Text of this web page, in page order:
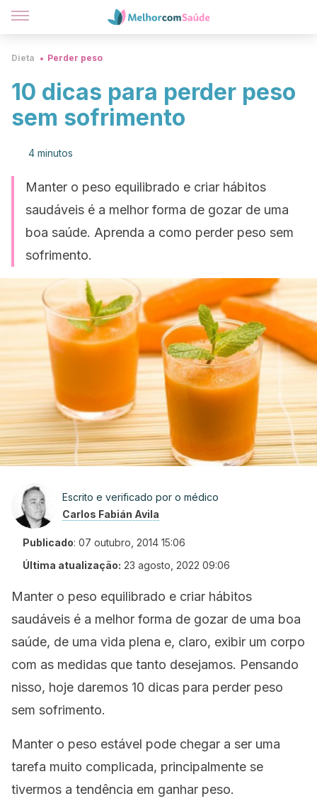
Dieta Perder peso
10 dicas para perder peso
sem sofrimento
4 minutos
Manter o peso equilibrado e criar hábitos
saudáveis é a melhor forma de gozar de uma
boa saúde. Aprenda a como perder peso sem
sofrimento.
Escrito e verificado por o médico
Carlos Fabián Avila
Publicado: 07 outubro, 2014 15:06
Última atualização: 23 agosto, 2022 09:06
Manter o peso equilibrado e criar hábitos
saudáveis é a melhor forma de gozar de uma boa
saúde, de uma vida plena e, claro, exibir um corpo
com as medidas que tanto desejamos. Pensando
nisso, hoje daremos 10 dicas para perder peso
sem sofrimento.
Manter o peso estável pode chegar a ser uma
tarefa muito complicada, principalmente se
tivermos a tendência em ganhar peso.